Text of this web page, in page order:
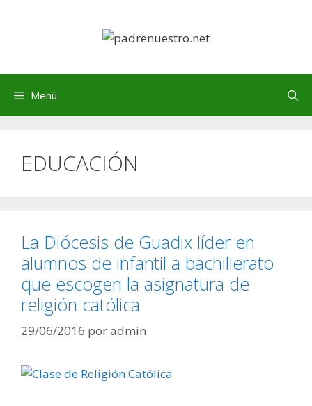
Menú
EDUCACIÓN
La Diócesis de Guadix líder en
alumnos de infantil a bachillerato
que escogen la asignatura de
religión católica
29/06/2016 poradmin